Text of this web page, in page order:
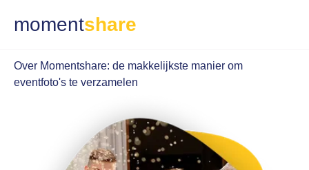
momentshare
Over Momentshare: de makkelijkste manier om
eventfoto's te verzamelen